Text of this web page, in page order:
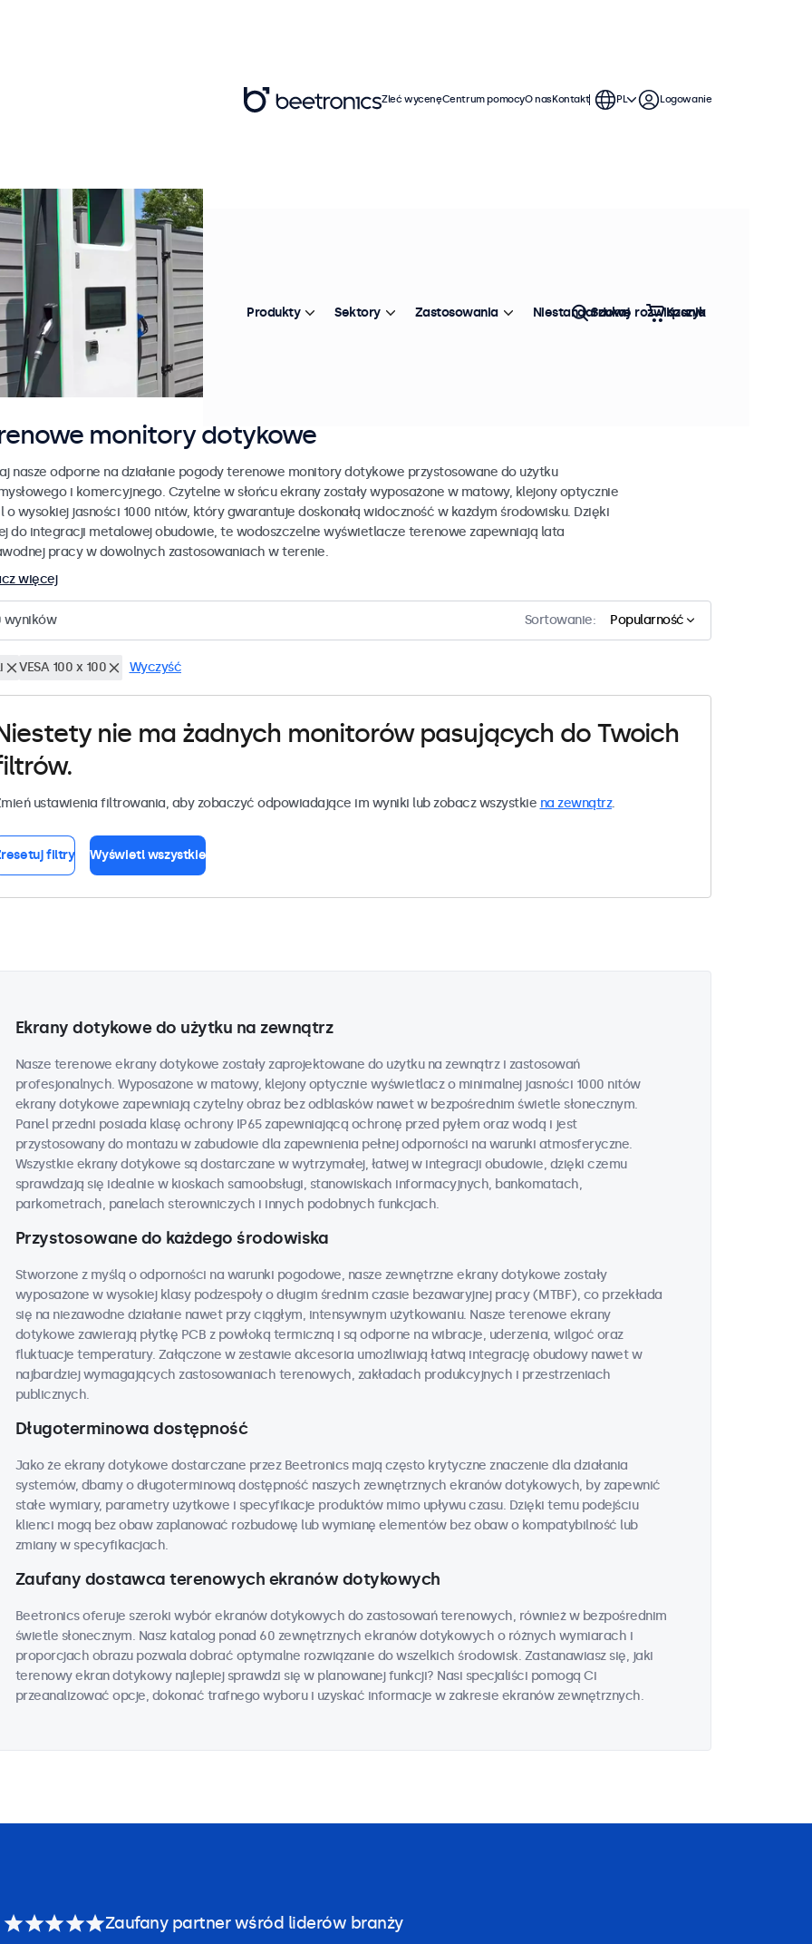
monitory dotykowe
nasze odporne na działanie pogody terenowe monitory dotykowe przystosowane do użytku
i komercyjnego. Czytelne w słońcu ekrany zostały wyposażone w matowy, klejony optycznie
o wysokiej jasności 1000 nitów, który gwarantuje doskonałą widoczność w każdym środowisku. Dzięki
do integracji metalowej obudowie, te wodoszczelne wyświetlacze terenowe zapewniają lata
pracy w dowolnych zastosowaniach w terenie.
więcej
wyników Sortowanie: Popularność
VESA 100 x 100 Wyczyść
nie ma żadnych monitorów pasujących do Twoich
ustawienia filtrowania, aby zobaczyć odpowiadające im wyniki lub zobacz wszystkie na zewnątrz.
filtry Wyświetl wszystkie
Ekrany dotykowe do użytku na zewnątrz
Nasze terenowe ekrany dotykowe zostały zaprojektowane do użytku na zewnątrz i zastosowań
profesjonalnych. Wyposażone w matowy, klejony optycznie wyświetlacz o minimalnej jasności 1000 nitów
ekrany dotykowe zapewniają czytelny obraz bez odblasków nawet w bezpośrednim świetle słonecznym.
Panel przedni posiada klasę ochrony IP65 zapewniającą ochronę przed pyłem oraz wodą i jest
przystosowany do montażu w zabudowie dla zapewnienia pełnej odporności na warunki atmosferyczne.
Wszystkie ekrany dotykowe są dostarczane w wytrzymałej, łatwej w integracji obudowie, dzięki czemu
sprawdzają się idealnie w kioskach samoobsługi, stanowiskach informacyjnych, bankomatach,
parkometrach, panelach sterowniczych i innych podobnych funkcjach.
Przystosowane do każdego środowiska
Stworzone z myślą o odporności na warunki pogodowe, nasze zewnętrzne ekrany dotykowe zostały
wyposażone w wysokiej klasy podzespoły o długim średnim czasie bezawaryjnej pracy (MTBF), co przekłada
się na niezawodne działanie nawet przy ciągłym, intensywnym użytkowaniu. Nasze terenowe ekrany
dotykowe zawierają płytkę PCB z powłoką termiczną i są odporne na wibracje, uderzenia, wilgoć oraz
fluktuacje temperatury. Załączone w zestawie akcesoria umożliwiają łatwą integrację obudowy nawet w
najbardziej wymagających zastosowaniach terenowych, zakładach produkcyjnych i przestrzeniach
publicznych.
Długoterminowa dostępność
Jako że ekrany dotykowe dostarczane przez Beetronics mają często krytyczne znaczenie dla działania
systemów, dbamy o długoterminową dostępność naszych zewnętrznych ekranów dotykowych, by zapewnić
stałe wymiary, parametry użytkowe i specyfikacje produktów mimo upływu czasu. Dzięki temu podejściu
klienci mogą bez obaw zaplanować rozbudowę lub wymianę elementów bez obaw o kompatybilność lub
zmiany w specyfikacjach.
Zaufany dostawca terenowych ekranów dotykowych
Beetronics oferuje szeroki wybór ekranów dotykowych do zastosowań terenowych, również w bezpośrednim
świetle słonecznym. Nasz katalog ponad 60 zewnętrznych ekranów dotykowych o różnych wymiarach i
proporcjach obrazu pozwala dobrać optymalne rozwiązanie do wszelkich środowisk. Zastanawiasz się, jaki
terenowy ekran dotykowy najlepiej sprawdzi się w planowanej funkcji? Nasi specjaliści pomogą Ci
przeanalizować opcje, dokonać trafnego wyboru i uzyskać informacje w zakresie ekranów zewnętrznych.
Zleć wycenęCentrum pomocyO nasKontakt PL Logowanie
Produkty Sektory Zastosowania Niestandardowe rozwiązania
Szukaj Koszyk
Zaufany partner wśród liderów branży